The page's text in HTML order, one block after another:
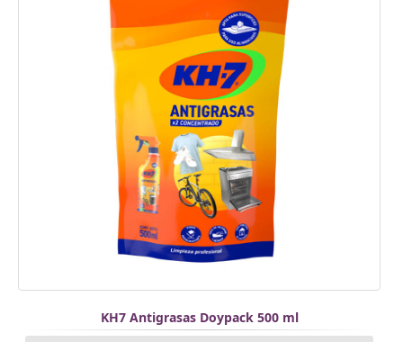
KH7 Antigrasas Doypack 500 ml